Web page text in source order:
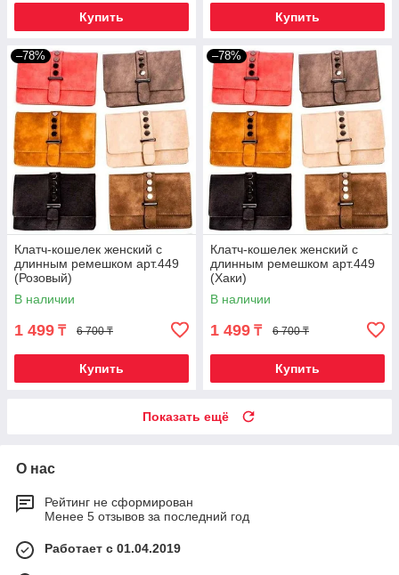
Купить Купить
–78%
Клатч-кошелек женский с
длинным ремешком арт.449
(Розовый)
В наличии
1 499 ₸ 6 700 ₸
Купить
–78%
Клатч-кошелек женский с
длинным ремешком арт.449
(Хаки)
В наличии
1 499 ₸ 6 700 ₸
Купить
Показать ещё
О нас
Рейтинг не сформирован
Менее 5 отзывов за последний год
Работает с 01.04.2019